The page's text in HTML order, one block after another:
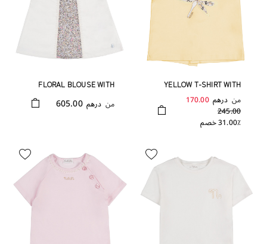
YELLOW T-SHIRT WITH
من درهم 170.00
245.00
31.00٪ خصم
FLORAL BLOUSE WITH
من درهم 605.00